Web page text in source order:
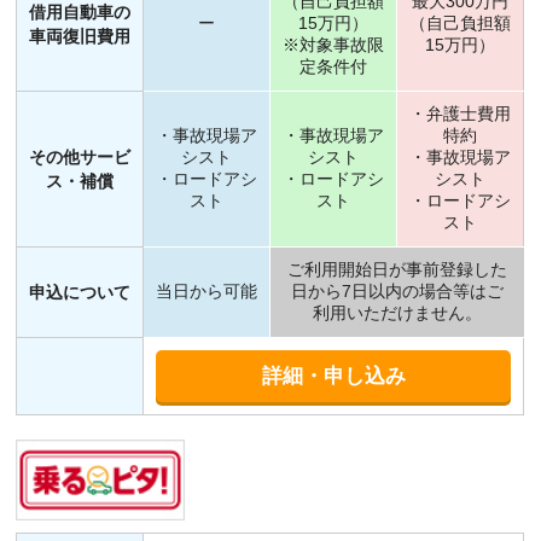
借用自動車の
車両復旧費用
ー
15万円）
※対象事故限
定条件付
（自己負担額
15万円）
その他サービ
ス・補償
・事故現場ア
シスト
・ロードアシ
スト
・事故現場ア
シスト
・ロードアシ
スト
・弁護士費用
特約
・事故現場ア
シスト
・ロードアシ
スト
申込について 当日から可能
ご利用開始日が事前登録した
日から7日以内の場合等はご
利用いただけません。
詳細・申し込み